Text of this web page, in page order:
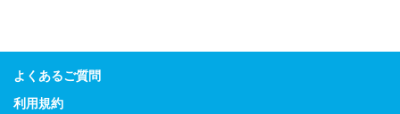
よくあるご質問
利用規約